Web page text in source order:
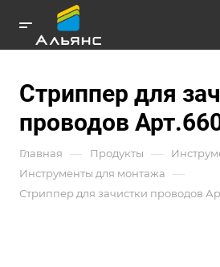
Стриппер для
проводов
Главная — Продукты —
Инструменты для монтажа —
Стриппер для зачистки проводов